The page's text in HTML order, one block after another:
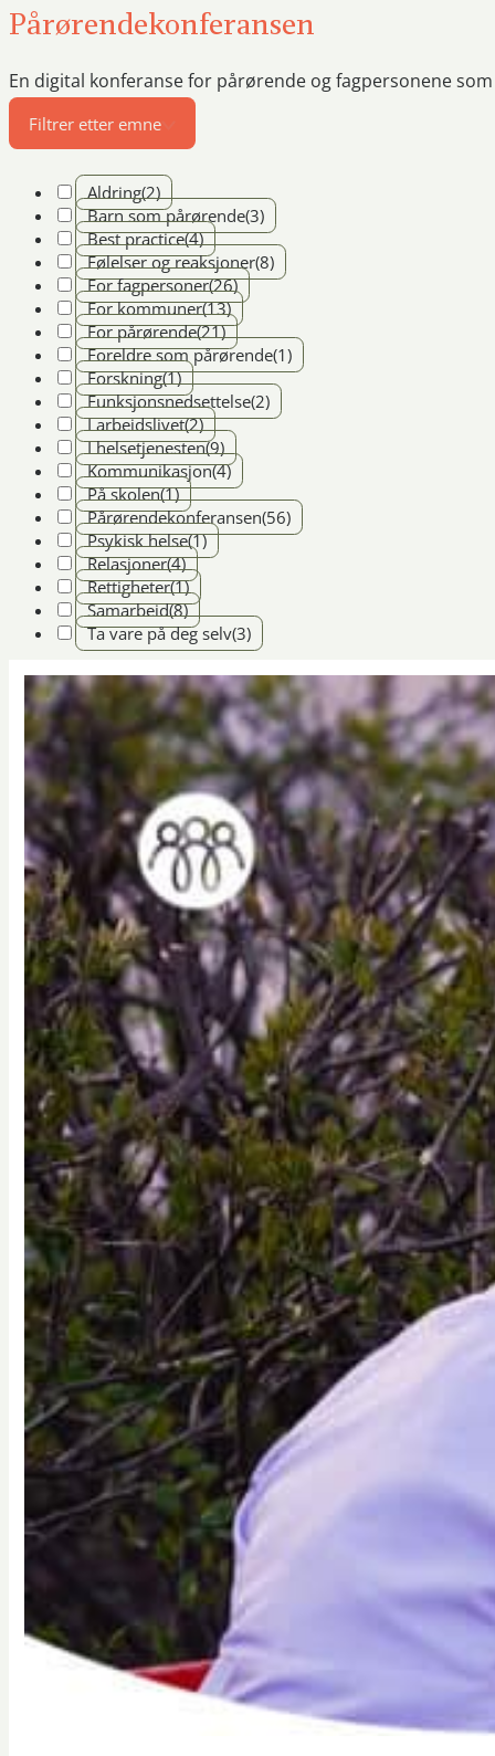
Pårørendekonferansen
En digital konferanse for pårørende og fagpersonene
Filtrer etter emne
Aldring(2)
Barn som pårørende(3)
Best practice(4)
Følelser og reaksjoner(8)
For fagpersoner(26)
For kommuner(13)
For pårørende(21)
Foreldre som pårørende(1)
Forskning(1)
Funksjonsnedsettelse(2)
I arbeidslivet(2)
I helsetjenesten(9)
Kommunikasjon(4)
På skolen(1)
Pårørendekonferansen(56)
Psykisk helse(1)
Relasjoner(4)
Rettigheter(1)
Samarbeid(8)
Ta vare på deg selv(3)